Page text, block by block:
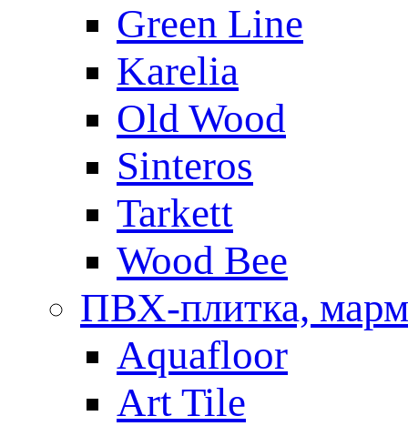
Green Line
Karelia
Old Wood
Sinteros
Tarkett
Wood Bee
ПВХ-плитка,
Aquafloor
Art Tile